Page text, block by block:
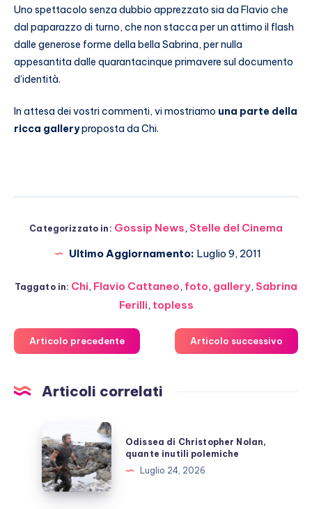
Uno spettacolo senza dubbio apprezzato sia da Flavio che
dal paparazzo di turno, che non stacca per un attimo il flash
dalle generose forme della bella Sabrina, per nulla
appesantita dalle quarantacinque primavere sul documento
d’identità.
In attesa dei vostri commenti, vi mostriamo una parte della
ricca galleryproposta da Chi.
Categorizzato in: Gossip News, Stelle del Cinema
Ultimo Aggiornamento: Luglio 9, 2011
Taggato in: Chi, Flavio Cattaneo, foto, gallery, Sabrina
Ferilli, topless
Articolo precedente Articolo successivo
Articoli correlati
di
Christopher
Nolan,
quante
Odissea di Christopher Nolan,
quante inutili polemiche
Luglio 24, 2026